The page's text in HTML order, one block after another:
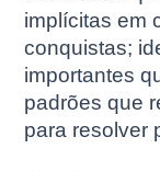
implícitas em
conquistas;
importantes
padrões que
para resolver